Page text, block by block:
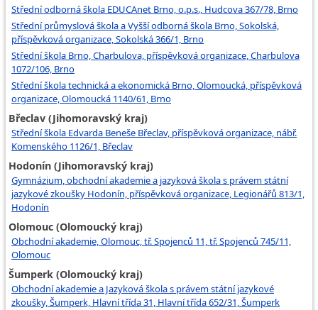
Střední odborná škola EDUCAnet Brno, o.p.s., Hudcova 367/78, Brno
Střední průmyslová škola a Vyšší odborná škola Brno, Sokolská,
příspěvková organizace, Sokolská 366/1, Brno
Střední škola Brno, Charbulova, příspěvková organizace, Charbulova
1072/106, Brno
Střední škola technická a ekonomická Brno, Olomoucká, příspěvková
organizace, Olomoucká 1140/61, Brno
Břeclav (Jihomoravský kraj)
Střední škola Edvarda Beneše Břeclav, příspěvková organizace, nábř.
Komenského 1126/1, Břeclav
Hodonín (Jihomoravský kraj)
Gymnázium, obchodní akademie a jazyková škola s právem státní
jazykové zkoušky Hodonín, příspěvková organizace, Legionářů 813/1,
Hodonín
Olomouc (Olomoucký kraj)
Obchodní akademie, Olomouc, tř. Spojenců 11, tř. Spojenců 745/11,
Olomouc
Šumperk (Olomoucký kraj)
Obchodní akademie a Jazyková škola s právem státní jazykové
zkoušky, Šumperk, Hlavní třída 31, Hlavní třída 652/31, Šumperk